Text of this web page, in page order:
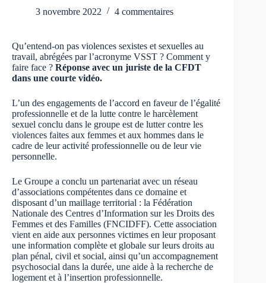
3 novembre 2022 4 commentaires
Qu’entend-on pas violences sexistes et sexuelles au
travail, abrégées par l’acronyme VSST ? Comment y
faire face ? Réponse avec un juriste de la CFDT
dans une courte vidéo.
L’un des engagements de l’accord en faveur de l’égalité
professionnelle et de la lutte contre le harcèlement
sexuel conclu dans le groupe est de lutter contre les
violences faites aux femmes et aux hommes dans le
cadre de leur activité professionnelle ou de leur vie
personnelle.
Le Groupe a conclu un partenariat avec un réseau
d’associations compétentes dans ce domaine et
disposant d’un maillage territorial : la Fédération
Nationale des Centres d’Information sur les Droits des
Femmes et des Familles (FNCIDFF). Cette association
vient en aide aux personnes victimes en leur proposant
une information complète et globale sur leurs droits au
plan pénal, civil et social, ainsi qu’un accompagnement
psychosocial dans la durée, une aide à la recherche de
logement et à l’insertion professionnelle.